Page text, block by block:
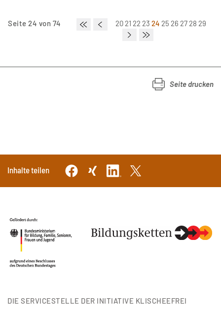
Seite 24 von 74 20 21 22 23 24 25 26 27 28 29
Seite drucken
Inhalte teilen
DIE SERVICESTELLE DER INITIATIVE KLISCHEEFREI